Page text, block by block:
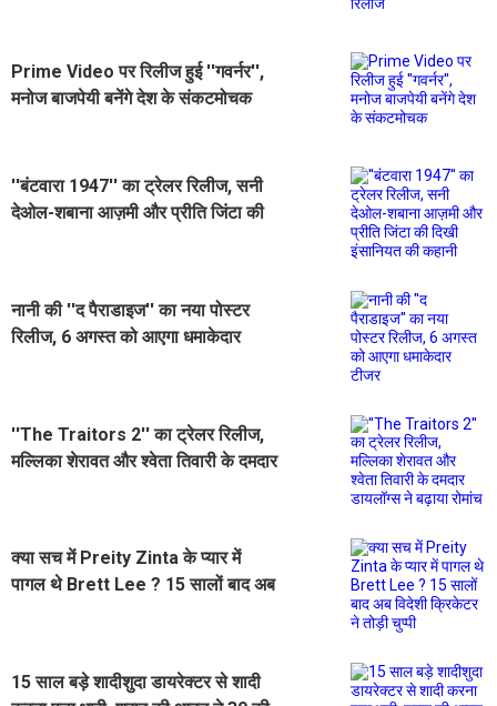
Prime Video पर रिलीज हुई ''गवर्नर'',
मनोज बाजपेयी बनेंगे देश के संकटमोचक
''बंटवारा 1947'' का ट्रेलर रिलीज, सनी
देओल-शबाना आज़मी और प्रीति जिंटा की
नानी की ''द पैराडाइज'' का नया पोस्टर
रिलीज, 6 अगस्त को आएगा धमाकेदार
''The Traitors 2'' का ट्रेलर रिलीज,
मल्लिका शेरावत और श्वेता तिवारी के दमदार
क्या सच में Preity Zinta के प्यार में
पागल थे Brett Lee ? 15 सालों बाद अब
15 साल बड़े शादीशुदा डायरेक्टर से शादी